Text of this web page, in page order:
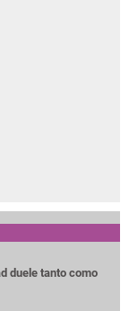
duele tanto como